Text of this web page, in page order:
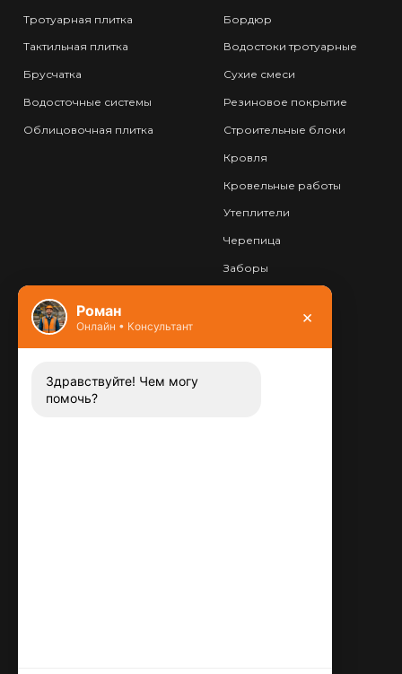
Тротуарная плитка
Тактильная плитка
Брусчатка
Водосточные системы
Облицовочная плитка
Бордюр
Водостоки тротуарные
Сухие смеси
Резиновое покрытие
Строительные блоки
Кровля
Кровельные работы
Утеплители
Черепица
Заборы
Контакты
Заказать звонок
Роман
Онлайн • Консультант ×
Здравствуйте! Чем могу
помочь?